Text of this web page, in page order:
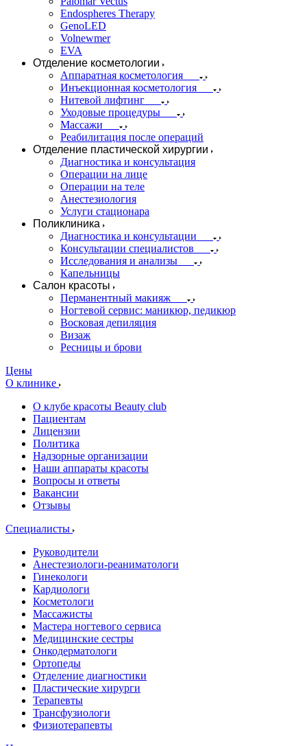
Endospheres Therapy
GenoLED
Volnewmer
EVA
Отделение косметологии
Аппаратная косметология
Инъекционная косметология
Нитевой лифтинг
Уходовые процедуры
Массажи
Реабилитация после операций
Отделение пластической хирургии
Диагностика и консультация
Операции на лице
Операции на теле
Анестезиология
Услуги стационара
Поликлиника
Диагностика и консультации
Консультации специалистов
Исследования и анализы
Капельницы
Салон красоты
Перманентный макияж
Ногтевой сервис: маникюр, педикюр
Восковая депиляция
Визаж
Ресницы и брови
Цены
О клинике
О клубе красоты Beauty club
Пациентам
Лицензии
Политика
Надзорные организации
Наши аппараты красоты
Вопросы и ответы
Вакансии
Отзывы
Специалисты
Руководители
Анестезиологи-реаниматологи
Гинекологи
Кардиологи
Косметологи
Массажисты
Мастера ногтевого сервиса
Медицинские сестры
Онкодерматологи
Ортопеды
Отделение диагностики
Пластические хирурги
Терапевты
Трансфузиологи
Физиотерапевты